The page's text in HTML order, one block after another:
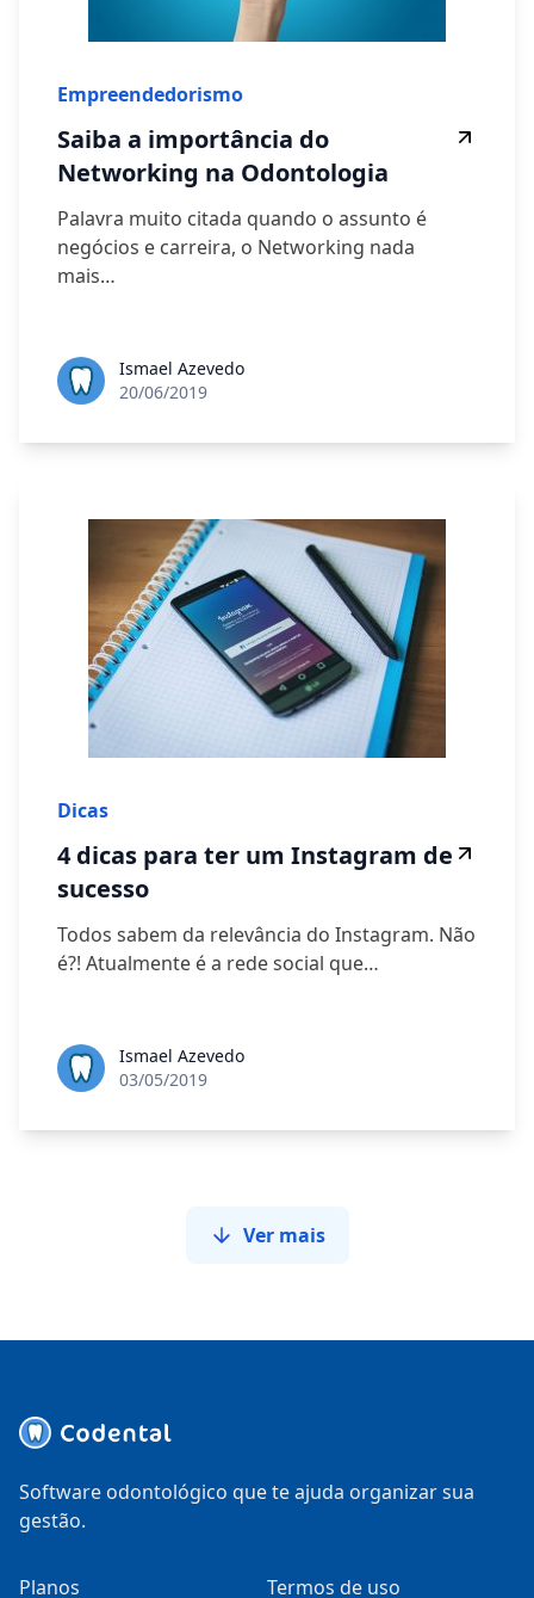
Empreendedorismo
Saiba a importância do
Networking na Odontologia
Palavra muito citada quando o assunto é
negócios e carreira, o Networking nada
mais…
Ismael Azevedo
20/06/2019
Dicas
4 dicas para ter um Instagram de
sucesso
Todos sabem da relevância do Instagram. Não
é?! Atualmente é a rede social que…
Ismael Azevedo
03/05/2019
Ver mais
Software odontológico que te ajuda organizar sua
gestão.
Planos Termos de uso